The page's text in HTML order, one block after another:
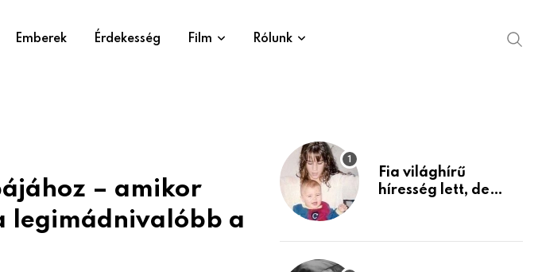
Emberek Érdekesség Film Rólunk
– amikor
legimádnivalóbb a
Fia világhírű
híresség lett, de
mint azt el tudnád